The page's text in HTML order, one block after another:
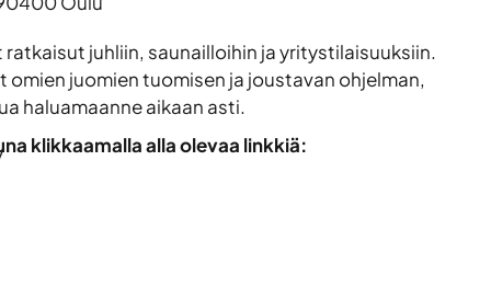
juhliin, saunailloihin ja yritystilaisuuksiin.
omien juomien tuomisen ja joustavan ohjelman,
haluamaanne aikaan asti.
klikkaamalla alla olevaa linkkiä: